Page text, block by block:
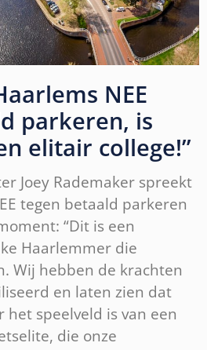
NEE
parkeren, is
elitair college!”
Joey Rademaker spreekt
tegen betaald parkeren
“Dit is een
Haarlemmer die
Wij hebben de krachten
en laten zien dat
speelveld is van een
die onze